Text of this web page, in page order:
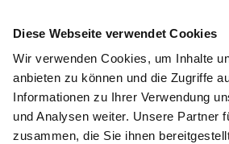
Diese Webseite verwendet Cookies
Wir verwenden Cookies, um Inhalte
anbieten zu können und die Zugriffe
Informationen zu Ihrer Verwendung
und Analysen weiter. Unsere Partner
zusammen, die Sie ihnen
PATIENT &